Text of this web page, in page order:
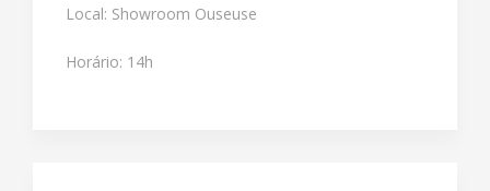
Local: Showroom Ouseuse
Horário: 14h